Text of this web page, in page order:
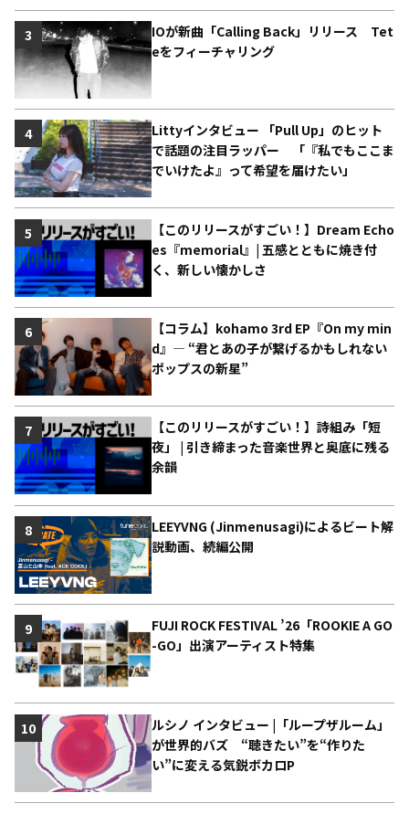
IOが新曲「Calling Back」リリース Tet
eをフィーチャリング
3
Littyインタビュー 「Pull Up」のヒット
で話題の注目ラッパー 「『私でもここま
でいけたよ』って希望を届けたい」
4
【このリリースがすごい！】Dream Echo
es『memorial』| 五感とともに焼き付
く、新しい懐かしさ
5
【コラム】kohamo 3rd EP『On my min
d』― “君とあの子が繋げるかもしれない
ポップスの新星”
6
【このリリースがすごい！】詩組み「短
夜」 | 引き締まった音楽世界と奥底に残る
余韻
7
LEEYVNG (Jinmenusagi)によるビート解
説動画、続編公開
8
FUJI ROCK FESTIVAL ’26「ROOKIE A GO
-GO」出演アーティスト特集
9
ルシノ インタビュー |「ループザルーム」
が世界的バズ “聴きたい”を“作りた
い”に変える気鋭ボカロP
10